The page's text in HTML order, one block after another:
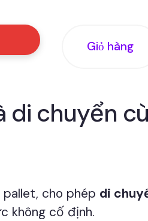
Giỏ hàng
di chuyển
cho phép di
không cố định.